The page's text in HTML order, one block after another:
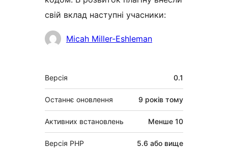
свій вклад наступні учасники:
УчасникиMicah Miller-Eshleman
Мета
Версія 0.1
Останнє оновлення 9 років тому
Активних встановлень Менше 10
Версія PHP 5.6 або вище